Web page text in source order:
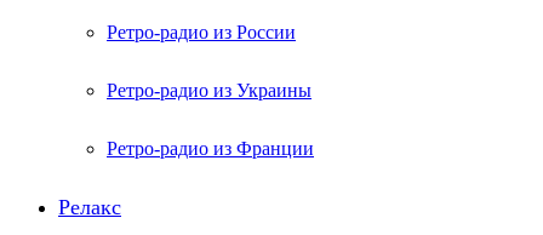
Ретро-радио из России
Ретро-радио из Украины
Ретро-радио из Франции
Релакс